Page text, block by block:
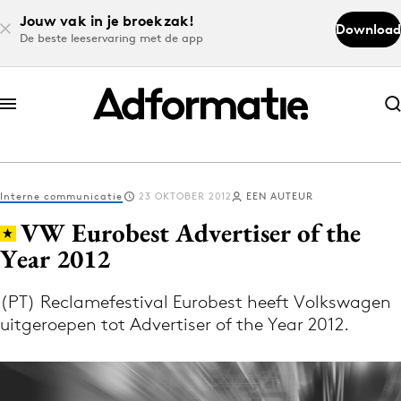
Jouw vak in je broekzak!
De beste leeservaring met de app
Download
Abonneer nu
Abonneer nu
Log in
Volg het laatste nieuws via de Adformatie
Nieuws app
Interne communicatie 23 OKTOBER 2012 EEN AUTEUR
VW Eurobest Advertiser of the
Year 2012
(PT) Reclamefestival Eurobest heeft Volkswagen
uitgeroepen tot Advertiser of the Year 2012.